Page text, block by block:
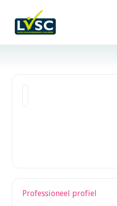
Professioneel profiel